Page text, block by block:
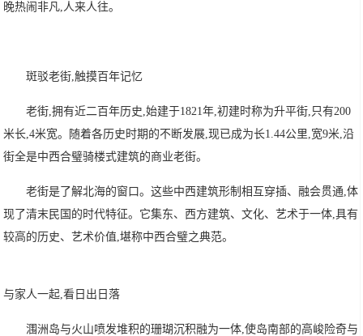
晚热闹非凡,人来人往。
斑驳老街,触摸百年记忆
老街,拥有近二百年历史,始建于1821年,初建时称为升平街,只有200
米长,4米宽。随着各历史时期的不断发展,现已成为长1.44公里,宽9米,沿
街全是中西合璧骑楼式建筑的商业老街。
老街是了解北海的窗口。这些中西建筑形制相互穿插、融会贯通,体
现了清末民国的时代特征。它集东、西方建筑、文化、艺术于一体,具有
较高的历史、艺术价值,堪称中西合璧之典范。
与家人一起,看日出日落
涠洲岛与火山喷发堆积的珊瑚沉积融为一体,使岛南部的高峻险奇与